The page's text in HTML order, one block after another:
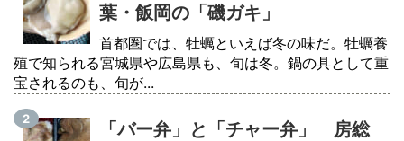
葉・飯岡の「磯ガキ」
首都圏では、牡蠣といえば冬の味だ。牡蠣養
殖で知られる宮城県や広島県も、旬は冬。鍋の具として重
宝されるのも、旬が...
「バー弁」と「チャー弁」 房総